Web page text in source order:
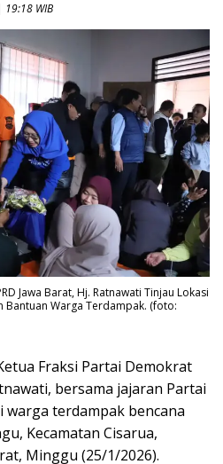
WIB
Jawa Barat, Hj. Ratnawati Tinjau Lokasi
Bantuan Warga Terdampak. (foto:
Fraksi Partai Demokrat
bersama jajaran Partai
terdampak bencana
Kecamatan Cisarua,
Minggu (25/1/2026).